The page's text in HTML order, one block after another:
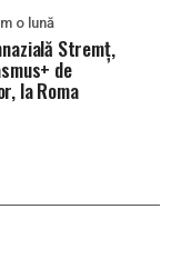
o lună
Stremț,
de
la Roma